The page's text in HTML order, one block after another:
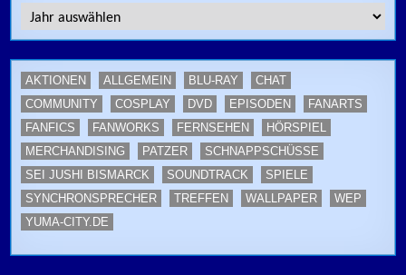
AKTIONEN ALLGEMEIN BLU-RAY
CHAT
COMMUNITY
COSPLAY DVD EPISODEN
FANARTS
FANFICS
FANWORKS FERNSEHEN
HÖRSPIEL
MERCHANDISING
PATZER
SCHNAPPSCHÜSSE
SEI JUSHI BISMARCK
SOUNDTRACK
SPIELE
SYNCHRONSPRECHER
TREFFEN WALLPAPER
WEP
YUMA-CITY.DE